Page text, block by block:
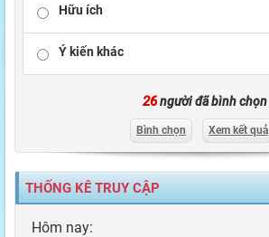
Hữu ích
Ý kiến khác
26người đã bình chọn
Bình chọn Xem kết quả
THỐNG KÊ TRUY CẬP
Hôm nay: